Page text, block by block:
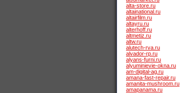
alta-store.ru
altainational.ru
altairfilm.ru
altayru.ru
alterhoff.ru
altmetiz.ru
altw.ru
alutech-rva.ru
alvador-rp.ru
alyans-furni.ru
alyuminievie-okna.ru
am-digital-ag.ru
amana-fast-repair.ru
amanita-mushroom.ru
amapanama.ru